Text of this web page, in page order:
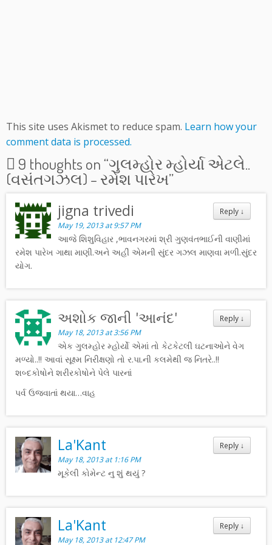
This site uses Akismet to reduce spam. Learn how your
comment data is processed.
9 thoughts on “ગુલમ્હોર મ્હોર્યા એટલે..
(વસંતગઝલ) – રમેશ પારેખ”
Reply ↓
jigna trivedi
May 19, 2013 at 9:57 PM
આજે શિશુવિહાર ,ભાવનગરમાં શ્રી ગુણવંતભાઈની વાણીમાં
રમેશ પારેખ ગાથા માણી.અને અહીં એમની સુંદર ગઝલ માણવા મળી.સુંદર
યોગ.
Reply ↓
અશોક જાની 'આનંદ'
May 18, 2013 at 3:56 PM
એક ગુલમ્હોર મ્હોર્યો એમાં તો કેટકેટલી ઘટનાઓને વેગ
મળ્યો..!! આવાં સૂક્ષ્મ નિરીક્ષણો તો ર.પા.ની કલમેથી જ નિતરે..!!
શબ્દકોષોને શરીરકોષોને પેલે પારનાં
પર્વ ઉજવાતાં થયા…વાહ
Reply ↓
La'Kant
May 18, 2013 at 1:16 PM
મૂકેલી કોમેન્ટ નુ શું થયું ?
Reply ↓
La'Kant
May 18, 2013 at 12:47 PM